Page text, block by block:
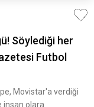
Söylediği her
Futbol
Movistar'a verdiği
insan olara